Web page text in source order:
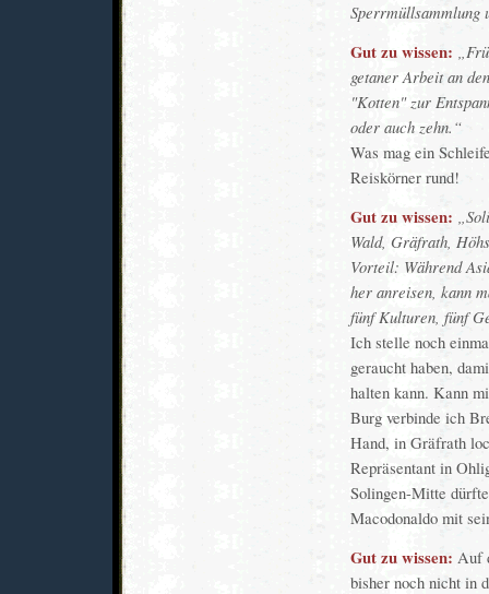
Sperrmüllsammlung
Gut zu wissen:
getaner Arbeit an
"Kotten" zur
oder auch zehn.
Was mag ein
Reiskörner rund!
Gut zu wissen:
Wald, Gräfrath,
Vorteil: Während
her anreisen, kann
fünf Kulturen, fünf
Ich stelle noch
geraucht haben,
halten kann. Kann
Burg verbinde ich
Hand, in Gräfrath
Repräsentant in
Solingen-Mitte
Macodonaldo mit
Gut zu wissen: Auf
bisher noch nicht in